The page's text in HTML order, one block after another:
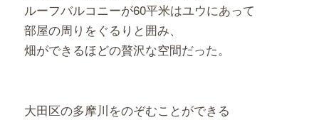
ルーフバルコニーが60平米はユウにあって
部屋の周りをぐるりと囲み、
畑ができるほどの贅沢な空間だった。
大田区の多摩川をのぞむことができる